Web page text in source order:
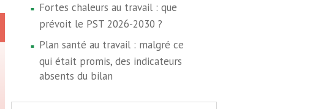
Fortes chaleurs au travail : que
prévoit le PST 2026-2030 ?
Plan santé au travail : malgré ce
qui était promis, des indicateurs
absents du bilan